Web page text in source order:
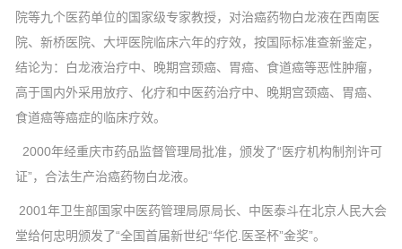
院等九个医药单位的国家级专家教授，对治癌药物白龙液在西南医
院、新桥医院、大坪医院临床六年的疗效，按国际标准查新鉴定，
结论为：白龙液治疗中、晚期宫颈癌、胃癌、食道癌等恶性肿瘤，
高于国内外采用放疗、化疗和中医药治疗中、晚期宫颈癌、胃癌、
食道癌等癌症的临床疗效。
2000年经重庆市药品监督管理局批准，颁发了“医疗机构制剂许可
证”，合法生产治癌药物白龙液。
2001年卫生部国家中医药管理局原局长、中医泰斗在北京人民大会
堂给何忠明颁发了“全国首届新世纪“华佗.医圣杯”金奖”。